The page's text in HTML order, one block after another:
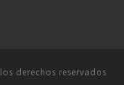
derechos reservados